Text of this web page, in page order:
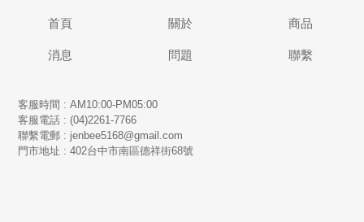
首頁 關於 商品
消息 問題 聯繫
客服時間 : AM10:00-PM05:00
客服電話 : (04)2261-7766
​聯繫電郵 : jenbee5168@gmail.com
門市地址 : 402台中市南區德祥街68號